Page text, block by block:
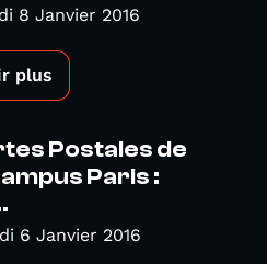
8 Janvier 2016
plus
Postales de
Paris :
6 Janvier 2016